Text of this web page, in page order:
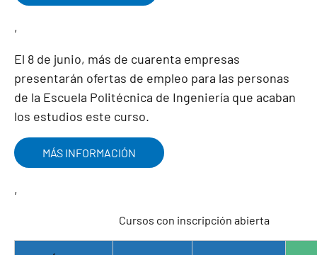
,
El 8 de junio, más de cuarenta empresas
presentarán ofertas de empleo para las personas
de la Escuela Politécnica de Ingeniería que acaban
los estudios este curso.
MÁS INFORMACIÓN
,
Cursos con inscripción abierta